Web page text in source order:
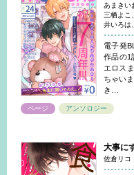
あまきい
三栖よこ
井いろは
電子発
作品の1
エロス
ちゃい
き…
ページ アンソロジー
大事に
佐倉リコ